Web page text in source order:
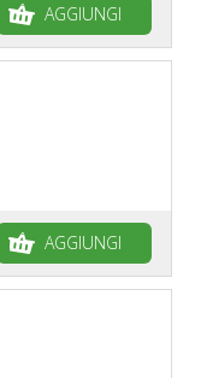
AGGIUNGI
AGGIUNGI